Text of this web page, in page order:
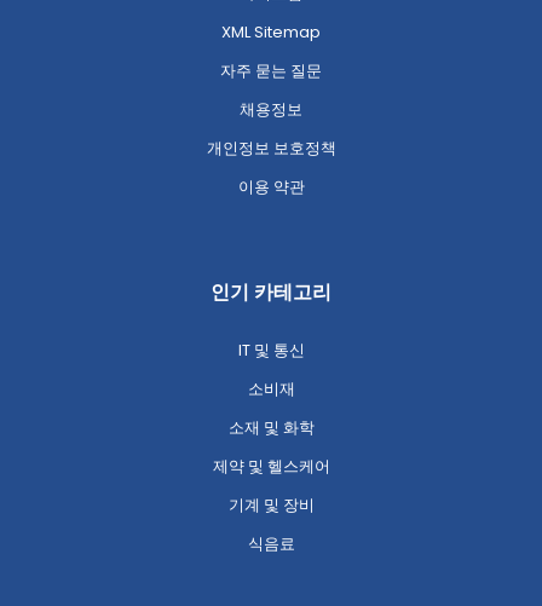
XML Sitemap
자주 묻는 질문
채용정보
개인정보 보호정책
이용 약관
인기 카테고리
IT 및 통신
소비재
소재 및 화학
제약 및 헬스케어
기계 및 장비
식음료